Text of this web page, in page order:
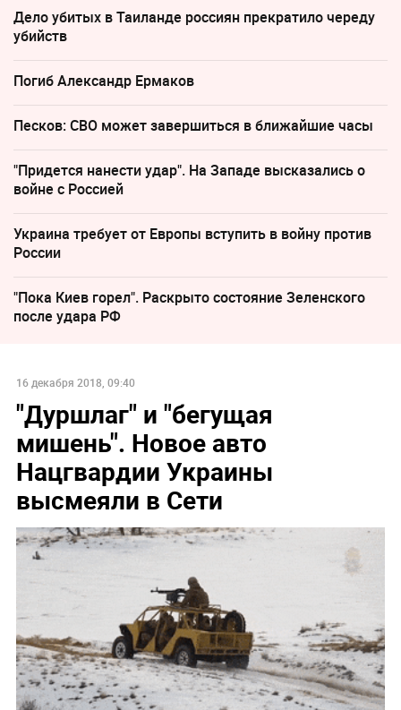
Дело убитых в Таиланде россиян прекратило череду
убийств
Погиб Александр Ермаков
Песков: СВО может завершиться в ближайшие часы
"Придется нанести удар". На Западе высказались о
войне с Россией
Украина требует от Европы вступить в войну против
России
"Пока Киев горел". Раскрыто состояние Зеленского
после удара РФ
16 декабря 2018, 09:40
"Дуршлаг" и "бегущая
мишень". Новое авто
Нацгвардии Украины
высмеяли в Сети